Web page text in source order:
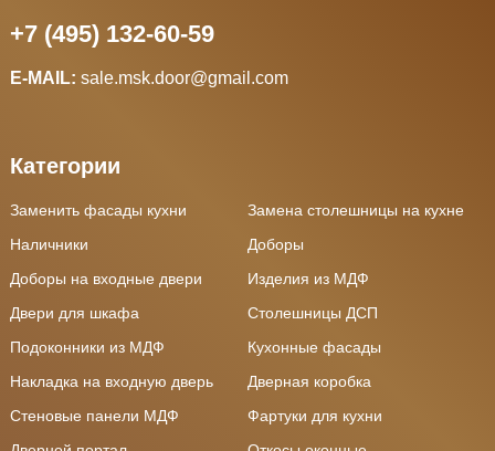
+7 (495) 132-60-59
E-MAIL: sale.msk.door@gmail.com
Категории
Заменить фасады кухни
Замена столешницы на кухне
Наличники
Доборы
Доборы на входные двери
Изделия из МДФ
Двери для шкафа
Столешницы ДСП
Подоконники из МДФ
Кухонные фасады
Накладка на входную дверь
Дверная коробка
Стеновые панели МДФ
Фартуки для кухни